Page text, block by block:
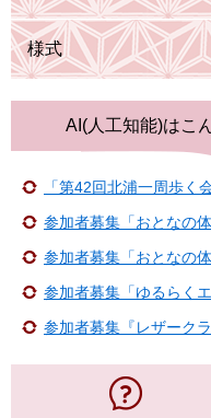
様式
AI(人工知能)はこ
「第42回北浦一周歩く
参加者募集「おとなの体
参加者募集「おとなの体
参加者募集「ゆるらくエ
参加者募集『レザーク